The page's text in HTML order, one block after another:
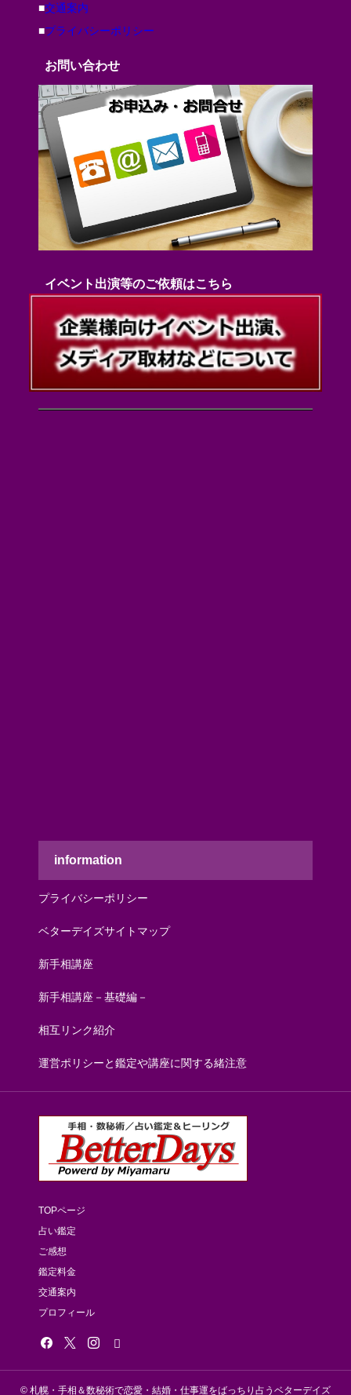
■交通案内
■プライバシーポリシー
お問い合わせ
イベント出演等のご依頼はこちら
information
プライバシーポリシー
ベターデイズサイトマップ
新手相講座
新手相講座－基礎編－
相互リンク紹介
運営ポリシーと鑑定や講座に関する緒注意
TOPページ
占い鑑定
ご感想
鑑定料金
交通案内
プロフィール
© 札幌・手相＆数秘術で恋愛・結婚・仕事運をばっちり占うベターデイズ